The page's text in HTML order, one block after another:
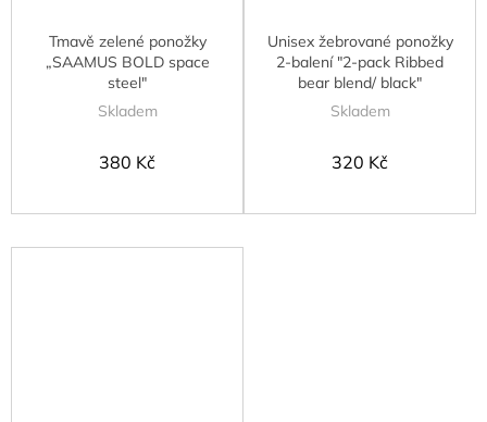
Tmavě zelené ponožky
„SAAMUS BOLD space
steel"
Skladem
380 Kč
Unisex žebrované ponožky
2-balení "2-pack Ribbed
bear blend/ black"
Skladem
320 Kč